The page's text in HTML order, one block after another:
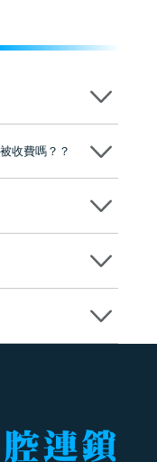
植系統全球放心植牙中
粵港澳大灣區及周邊城
有八大分院，香港亦設
預約免費咨詢，讓人十
收費嗎？？
任何費用。